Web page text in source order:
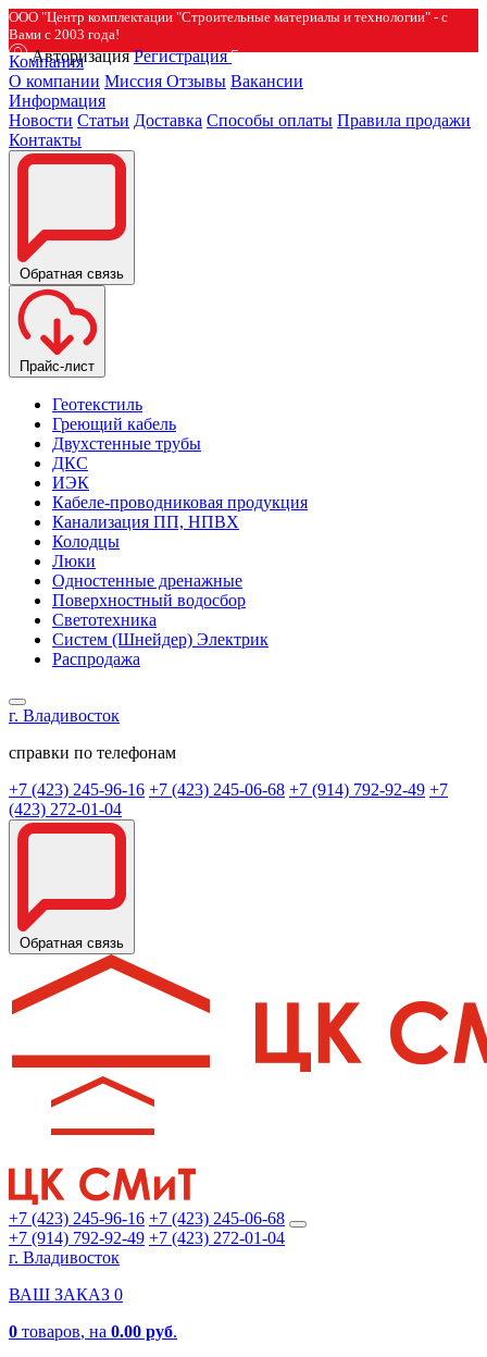
ООО "Центр комплектации "Строительные материалы и технологии" - с
Вами с 2003 года!
Авторизация Регистрация
Компания
О компании Миссия Отзывы Вакансии
Информация
Новости Статьи Доставка Способы оплаты Правила продажи
Контакты
Обратная связь
Прайс-лист
Геотекстиль
Греющий кабель
Двухстенные трубы
ДКС
ИЭК
Кабеле-проводниковая продукция
Канализация ПП, НПВХ
Колодцы
Люки
Одностенные дренажные
Поверхностный водосбор
Светотехника
Систем (Шнейдер) Электрик
Распродажа
г. Владивосток
справки по телефонам
+7 (423) 245-96-16 +7 (423) 245-06-68 +7 (914) 792-92-49 +7
(423) 272-01-04
Обратная связь
+7 (423) 245-96-16 +7 (423) 245-06-68
+7 (914) 792-92-49 +7 (423) 272-01-04
г. Владивосток
ВАШ ЗАКАЗ 0
0 товаров, на 0.00 руб.